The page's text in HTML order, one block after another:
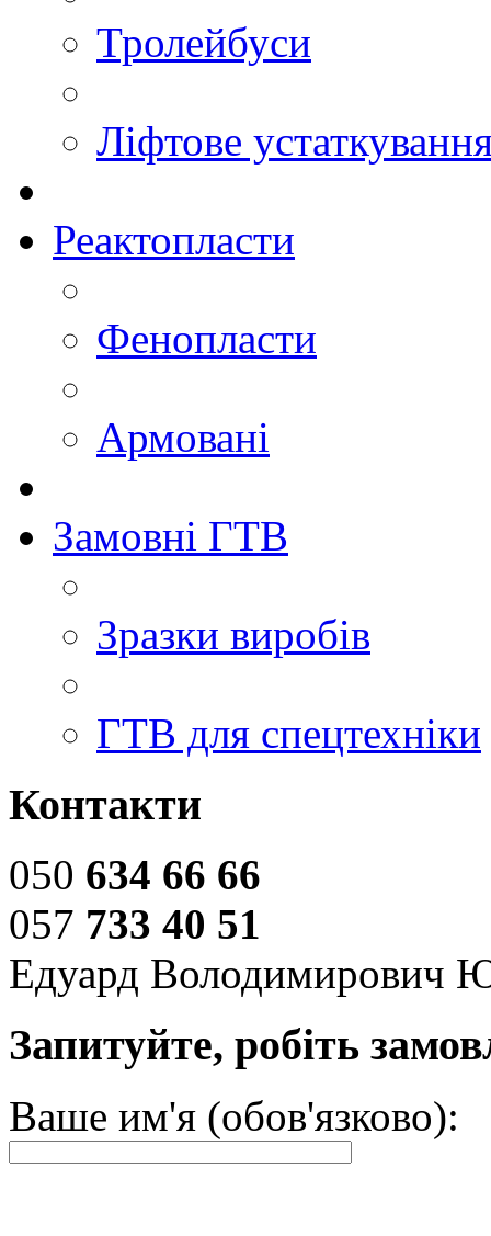
Тролейбуси
Ліфтове
Реактопласти
Фенопласти
Армовані
Замовні ГТВ
Зразки виробів
ГТВ для спецтехніки
Контакти
050 634 66 66
057 733 40 51
Едуард Володимирович
Запитуйте, робіть
Ваше им'я (обов'язково):